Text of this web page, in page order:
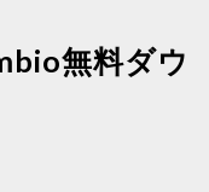
無料ダウ